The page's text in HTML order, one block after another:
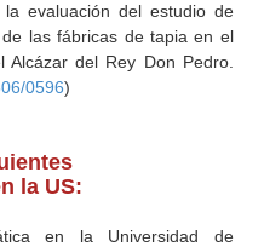
la evaluación del estudio de
las fábricas de tapia en el
Alcázar del Rey Don Pedro.
0596)
la US:
en la Universidad de